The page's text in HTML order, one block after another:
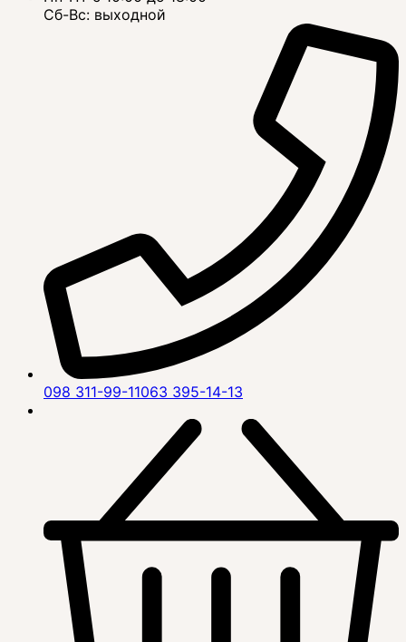
Сб-Вс: выходной
098 311-99-11063 395-14-13